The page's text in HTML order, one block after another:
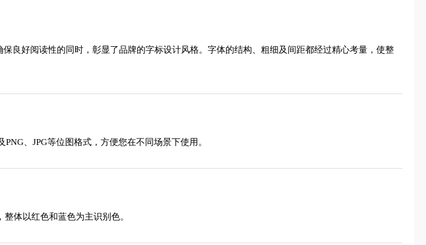
良好阅读性的同时，彰显了品牌的字标设计风格。字体的结构、粗细及间距都经过精心考量，使整
、JPG等位图格式，方便您在不同场景下使用。
体以红色和蓝色为主识别色。